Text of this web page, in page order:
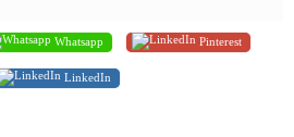
Whatsapp Pinterest
LinkedIn